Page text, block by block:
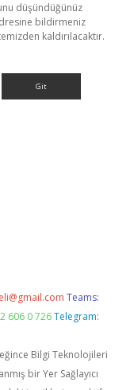
düşündüğünüz
bildirmeniz
kaldırılacaktır.
Teams:
606 0 726 Telegram:
Bilgi Teknolojileri
bir Yer Sağlayıcı